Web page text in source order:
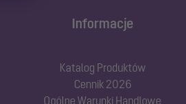
Informacje
Katalog Produktów
Cennik 2026
Ogólne Warunki Handlowe